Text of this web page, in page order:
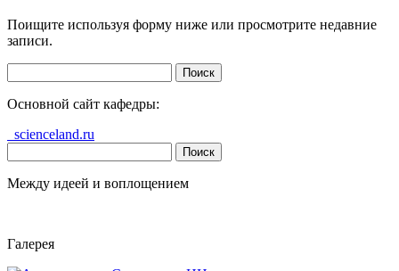
Поищите используя форму ниже или просмотрите недавние
записи.
Основной сайт кафедры:
scienceland.ru
Между идеей и воплощением
Галерея